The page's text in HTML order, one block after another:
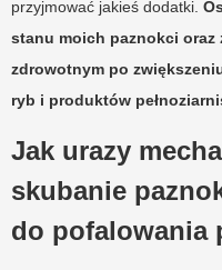
przyjmować jakieś dodatki.
stanu moich paznokci oraz
zdrowotnym po
ryb i produktów
Jak urazy
skubanie
do pofalowania